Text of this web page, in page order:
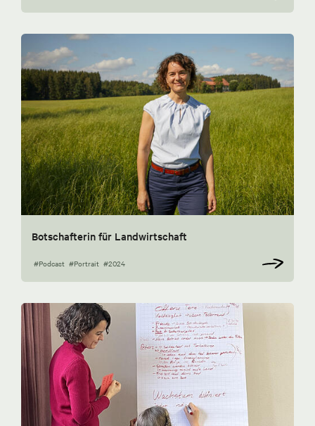
Botschafterin für Landwirtschaft
#Podcast #Portrait #2024